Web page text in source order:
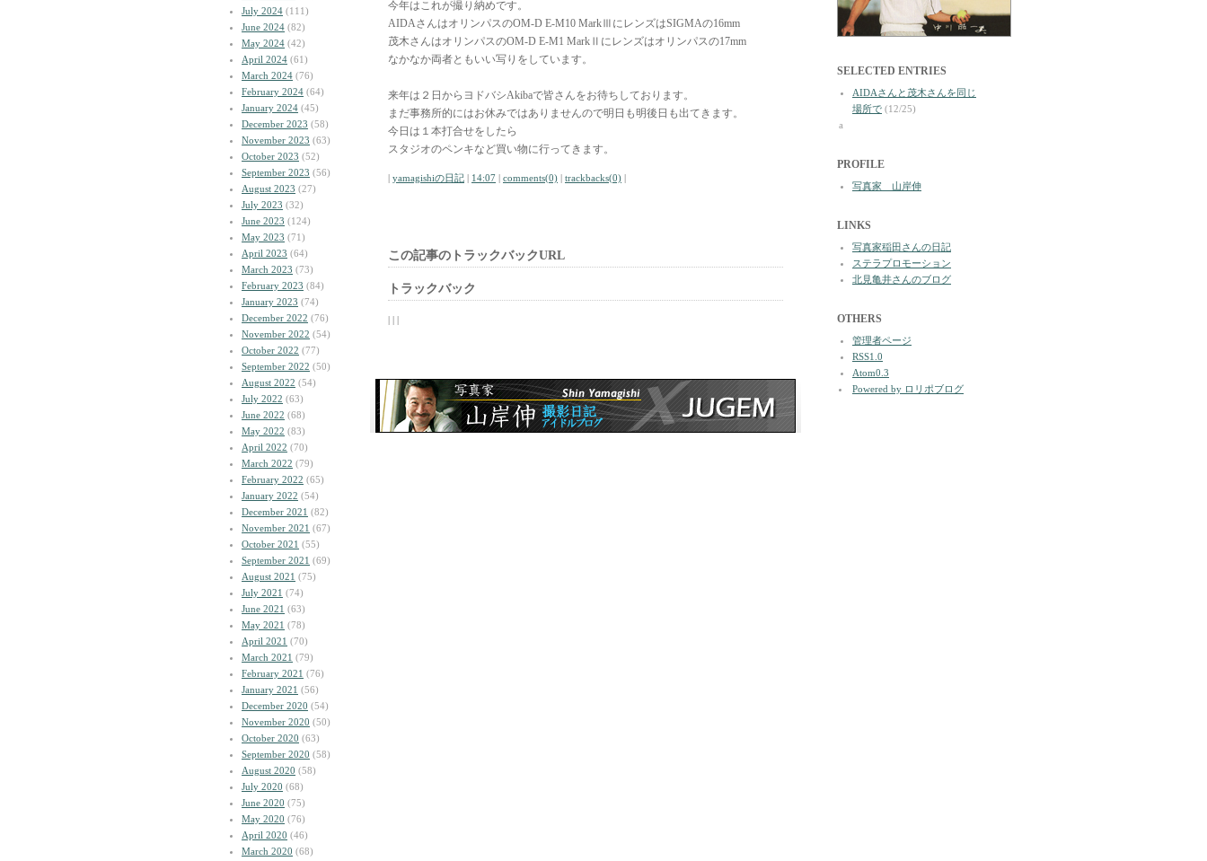
July 2024 (111)
June 2024 (82)
May 2024 (42)
April 2024 (61)
March 2024 (76)
February 2024 (64)
January 2024 (45)
December 2023 (58)
November 2023 (63)
October 2023 (52)
September 2023 (56)
August 2023 (27)
July 2023 (32)
June 2023 (124)
May 2023 (71)
April 2023 (64)
March 2023 (73)
February 2023 (84)
January 2023 (74)
December 2022 (76)
November 2022 (54)
October 2022 (77)
September 2022 (50)
August 2022 (54)
July 2022 (63)
June 2022 (68)
May 2022 (83)
April 2022 (70)
March 2022 (79)
February 2022 (65)
January 2022 (54)
December 2021 (82)
November 2021 (67)
October 2021 (55)
September 2021 (69)
August 2021 (75)
July 2021 (74)
June 2021 (63)
May 2021 (78)
April 2021 (70)
March 2021 (79)
February 2021 (76)
January 2021 (56)
December 2020 (54)
November 2020 (50)
October 2020 (63)
September 2020 (58)
August 2020 (58)
July 2020 (68)
June 2020 (75)
May 2020 (76)
April 2020 (46)
March 2020 (68)
今年はこれが撮り納めです。
AIDAさんはオリンパスのOM-D E-M10 MarkⅢにレンズはSIGMAの16mm
茂木さんはオリンパスのOM-D E-M1 MarkⅡにレンズはオリンパスの17mm
なかなか両者ともいい写りをしています。
来年は２日からヨドバシAkibaで皆さんをお待ちしております。
まだ事務所的にはお休みではありませんので明日も明後日も出てきます。
今日は１本打合せをしたら
スタジオのペンキなど買い物に行ってきます。
| yamagishiの日記 | 14:07 | comments(0) | trackbacks(0) |
この記事のトラックバックURL
トラックバック
| | |
SELECTED ENTRIES
AIDAさんと茂木さんを同じ
場所で (12/25)
a
PROFILE
写真家 山岸伸
LINKS
写真家稲田さんの日記
ステラプロモーション
北見亀井さんのブログ
OTHERS
管理者ページ
RSS1.0
Atom0.3
Powered by ロリポブログ